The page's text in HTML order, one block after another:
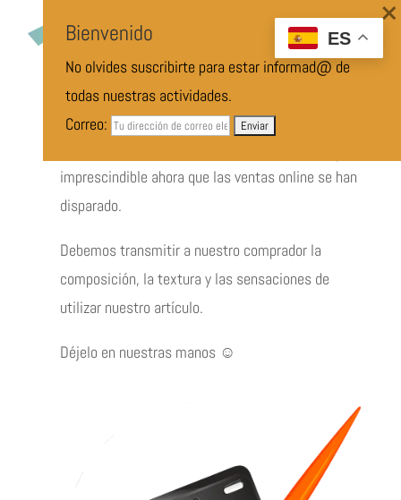
Fotografía de
Producto y Comercial
imprescindible ahora que las ventas online se han
disparado.
Debemos transmitir a nuestro comprador la
composición, la textura y las sensaciones de
utilizar nuestro artículo.
Déjelo en nuestras manos ☺️
ES
Bienvenido
No olvides suscribirte para estar informad@ de
todas nuestras actividades.
Correo:
×